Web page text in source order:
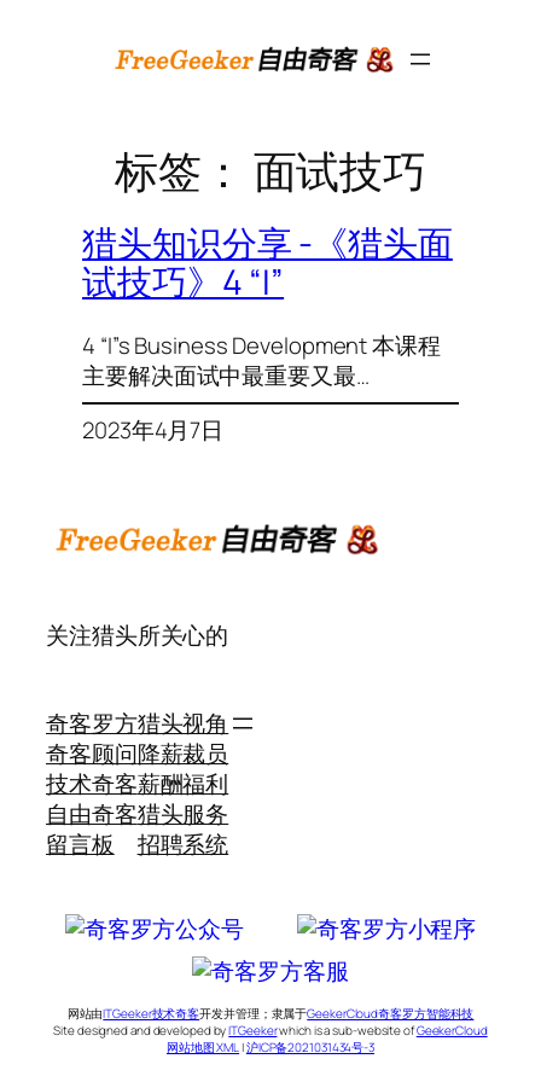
标签： 面试技巧
猎头知识分享 -《猎头面
试技巧》4 “I”
4 “I”s Business Development 本课程
主要解决面试中最重要又最…
2023年4月7日
关注猎头所关心的
奇客罗方
奇客顾问
技术奇客
自由奇客
留言板
猎头视角
降薪裁员
薪酬福利
猎头服务
招聘系统
网站由ITGeeker技术奇客开发并管理；隶属于GeekerCloud奇客罗方智能科技
Site designed and developed byITGeekerwhich is a sub-website ofGeekerCloud
网站地图 XML |沪ICP备2021031434号-3